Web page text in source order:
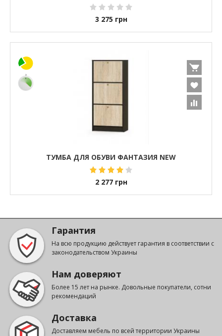
3 275 грн
ТУМБА ДЛЯ ОБУВИ ФАНТАЗИЯ NEW
2 277 грн
Гарантия
На всю продукцию действует гарантия в соответствии с
законодательством Украины
Нам доверяют
Более 15 лет на рынке. Довольные покупатели, сотни
рекомендаций
Доставка
Доставляем мебель по всей территории Украины